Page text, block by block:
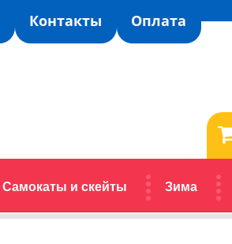
Контакты Оплата
Самокаты и скейты Зима